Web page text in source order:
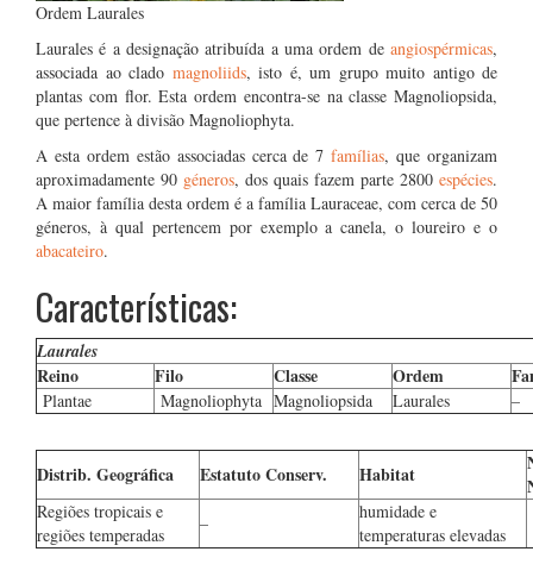
Ordem Laurales
Laurales é a designação atribuída a uma ordem de angiospérmicas,
associada ao clado magnoliids, isto é, um grupo muito antigo de
plantas com flor. Esta ordem encontra-se na classe Magnoliopsida,
que pertence à divisão Magnoliophyta.
A esta ordem estão associadas cerca de 7famílias, que organizam
aproximadamente 90 géneros, dos quais fazem parte 2800 espécies.
A maior família desta ordem é a família Lauraceae, com cerca de 50
géneros, à qual pertencem por exemplo a canela, o loureiro e o
abacateiro.
Características:
Laurales
Reino Filo Classe Ordem
Plantae Magnoliophyta Magnoliopsida Laurales –
Distrib. Geográfica Estatuto Conserv. Habitat
Regiões tropicais e
regiões temperadas
–
humidade e
temperaturas elevadas